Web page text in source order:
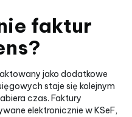
faktur
jako dodatkowe
staje się kolejnym
czas. Faktury
elektronicznie w KSeF,